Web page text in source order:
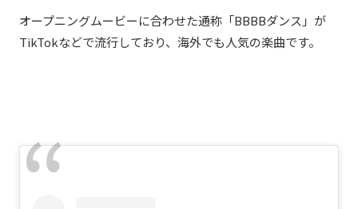
オープニングムービーに合わせた通称「BBBBダンス」が
TikTokなどで流行しており、海外でも人気の楽曲です。